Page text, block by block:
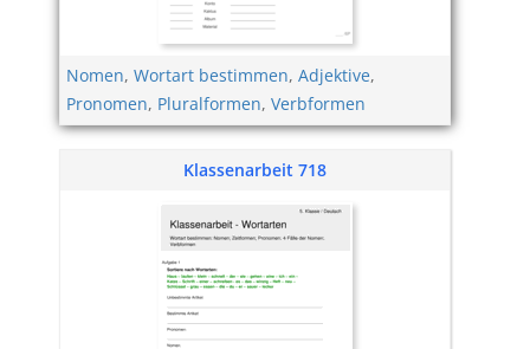
Nomen, Wortart bestimmen, Adjektive,
Pronomen, Pluralformen, Verbformen
Klassenarbeit 718